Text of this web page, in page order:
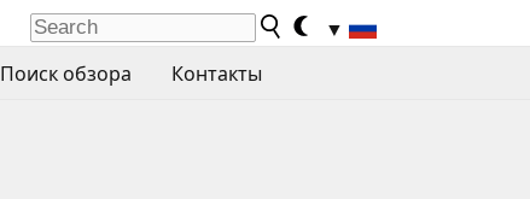
▼
Поиск обзора Контакты